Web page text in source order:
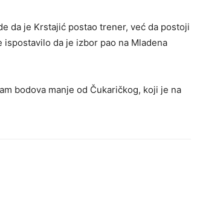
da je Krstajić postao trener, već da postoji
da je izbor pao na Mladena
bodova manje od Čukaričkog, koji je na